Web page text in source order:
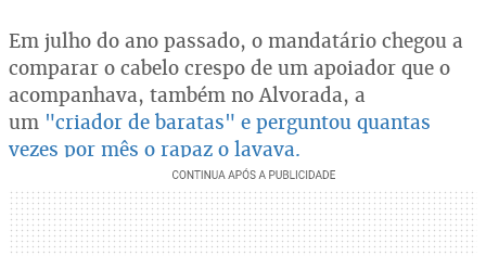
Em julho do ano passado, o mandatário chegou a
comparar o cabelo crespo de um apoiador que o
acompanhava, também no Alvorada, a
um "criador de baratas" e perguntou quantas
vezes por mês o rapaz o lavava.